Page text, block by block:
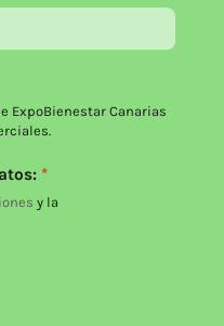
ExpoBienestar Canarias
y la